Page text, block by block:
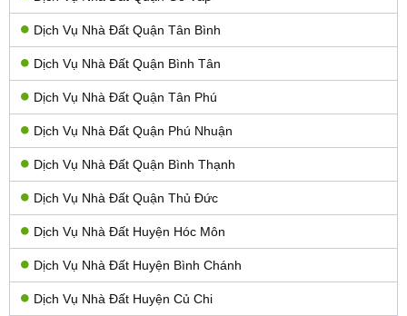
Dịch Vụ Nhà Đất Quận Tân Bình
Dịch Vụ Nhà Đất Quận Bình Tân
Dịch Vụ Nhà Đất Quận Tân Phú
Dịch Vụ Nhà Đất Quận Phú Nhuận
Dịch Vụ Nhà Đất Quận Bình Thạnh
Dịch Vụ Nhà Đất Quận Thủ Đức
Dịch Vụ Nhà Đất Huyện Hóc Môn
Dịch Vụ Nhà Đất Huyện Bình Chánh
Dịch Vụ Nhà Đất Huyện Củ Chi